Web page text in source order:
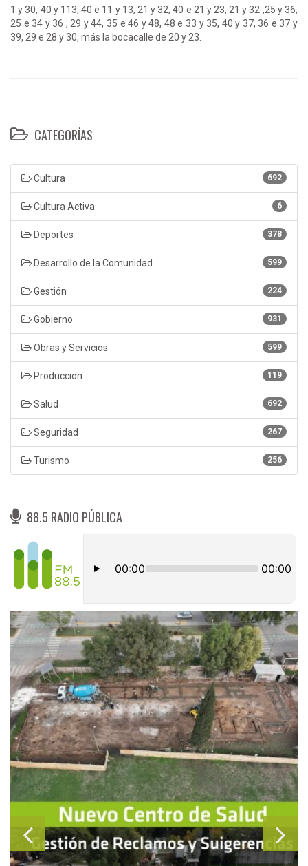
1 y 30, 40 y 113, 40 e 11 y 13, 21 y 32, 40 e 21 y 23, 21 y 32 ,25 y 36,
25 e 34 y 36 , 29 y 44, 35 e 46 y 48, 48 e 33 y 35, 40 y 37, 36 e 37 y
39, 29 e 28 y 30, más la bocacalle de 20 y 23.
CATEGORÍAS
692
Cultura
6
Cultura Activa
378
Deportes
599
Desarrollo de la Comunidad
224
Gestión
931
Gobierno
599
Obras y Servicios
119
Produccion
692
Salud
267
Seguridad
256
Turismo
88.5 RADIO PÚBLICA